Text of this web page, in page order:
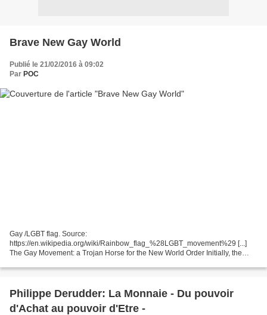
Brave New Gay World
Publié le 21/02/2016 à 09:02
Par POC
Gay /LGBT flag. Source:
https://en.wikipedia.org/wiki/Rainbow_flag_%28LGBT_movement%29 [...]
The Gay Movement: a Trojan Horse for the New World Order Initially, the
other countries...
Philippe Derudder: La Monnaie - Du pouvoir
d'Achat au pouvoir d'Etre -